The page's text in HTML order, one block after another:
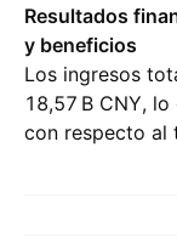
Resultados
y beneficios
Los ingresos
‪18,57 B‬ CNY,
con respecto al